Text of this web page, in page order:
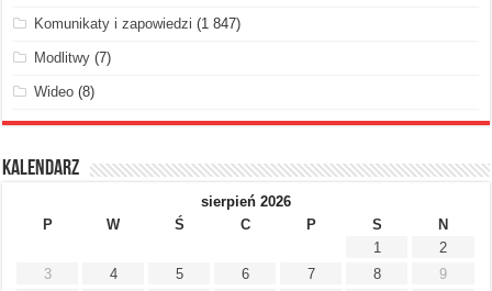
Komunikaty i zapowiedzi (1 847)
Modlitwy (7)
Wideo (8)
Kalendarz
sierpień 2026
P
W Ś C P S
N
1
2
3
4 5 6 7 8
9